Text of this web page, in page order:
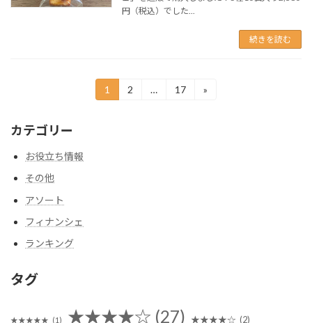
円（税込）でした...
続きを読む
の
ペ
ー
ジ
送
り
固
定
1
固
2 …
固
17 »
カテゴリー
お役立ち情報
その他
アソート
フィナンシェ
ランキング
タグ
★★★★★ (1) ★★★★☆ (27) ★★★★☆ (2)